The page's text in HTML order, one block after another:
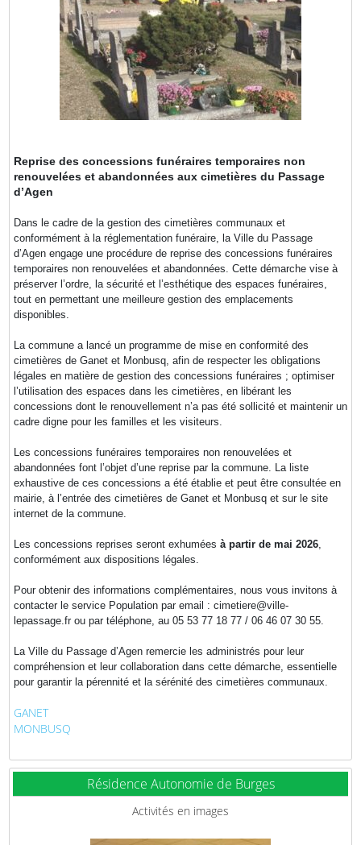
Reprise des concessions funéraires temporaires non
renouvelées et abandonnées aux cimetières du Passage
d’Agen
Dans le cadre de la gestion des cimetières communaux et
conformément à la réglementation funéraire, la Ville du Passage
d’Agen engage une procédure de reprise des concessions funéraires
temporaires non renouvelées et abandonnées. Cette démarche vise à
préserver l’ordre, la sécurité et l’esthétique des espaces funéraires,
tout en permettant une meilleure gestion des emplacements
disponibles.
La commune a lancé un programme de mise en conformité des
cimetières de Ganet et Monbusq, afin de respecter les obligations
légales en matière de gestion des concessions funéraires ; optimiser
l’utilisation des espaces dans les cimetières, en libérant les
concessions dont le renouvellement n’a pas été sollicité et maintenir un
cadre digne pour les familles et les visiteurs.
Les concessions funéraires temporaires non renouvelées et
abandonnées font l’objet d’une reprise par la commune. La liste
exhaustive de ces concessions a été établie et peut être consultée en
mairie, à l’entrée des cimetières de Ganet et Monbusq et sur le site
internet de la commune.
Les concessions reprises seront exhumées à partir de mai 2026
conformément aux dispositions légales.
Pour obtenir des informations complémentaires, nous vous invitons à
contacter le service Population par email : cimetiere@ville-
lepassage.fr ou par téléphone, au 05 53 77 18 77 / 06 46 07 30 55.
La Ville du Passage d’Agen remercie les administrés pour leur
compréhension et leur collaboration dans cette démarche, essentielle
pour garantir la pérennité et la sérénité des cimetières communaux.
GANET
MONBUSQ
Résidence Autonomie de Burges
Activités en images